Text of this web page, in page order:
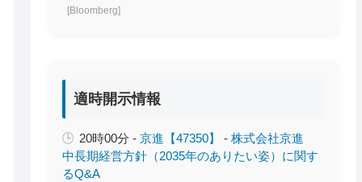
[Bloomberg]
適時開示情報
20時00分 -京進【47350】 -株式会社京進
中長期経営方針（2035年のありたい姿）に関す
るQ&A